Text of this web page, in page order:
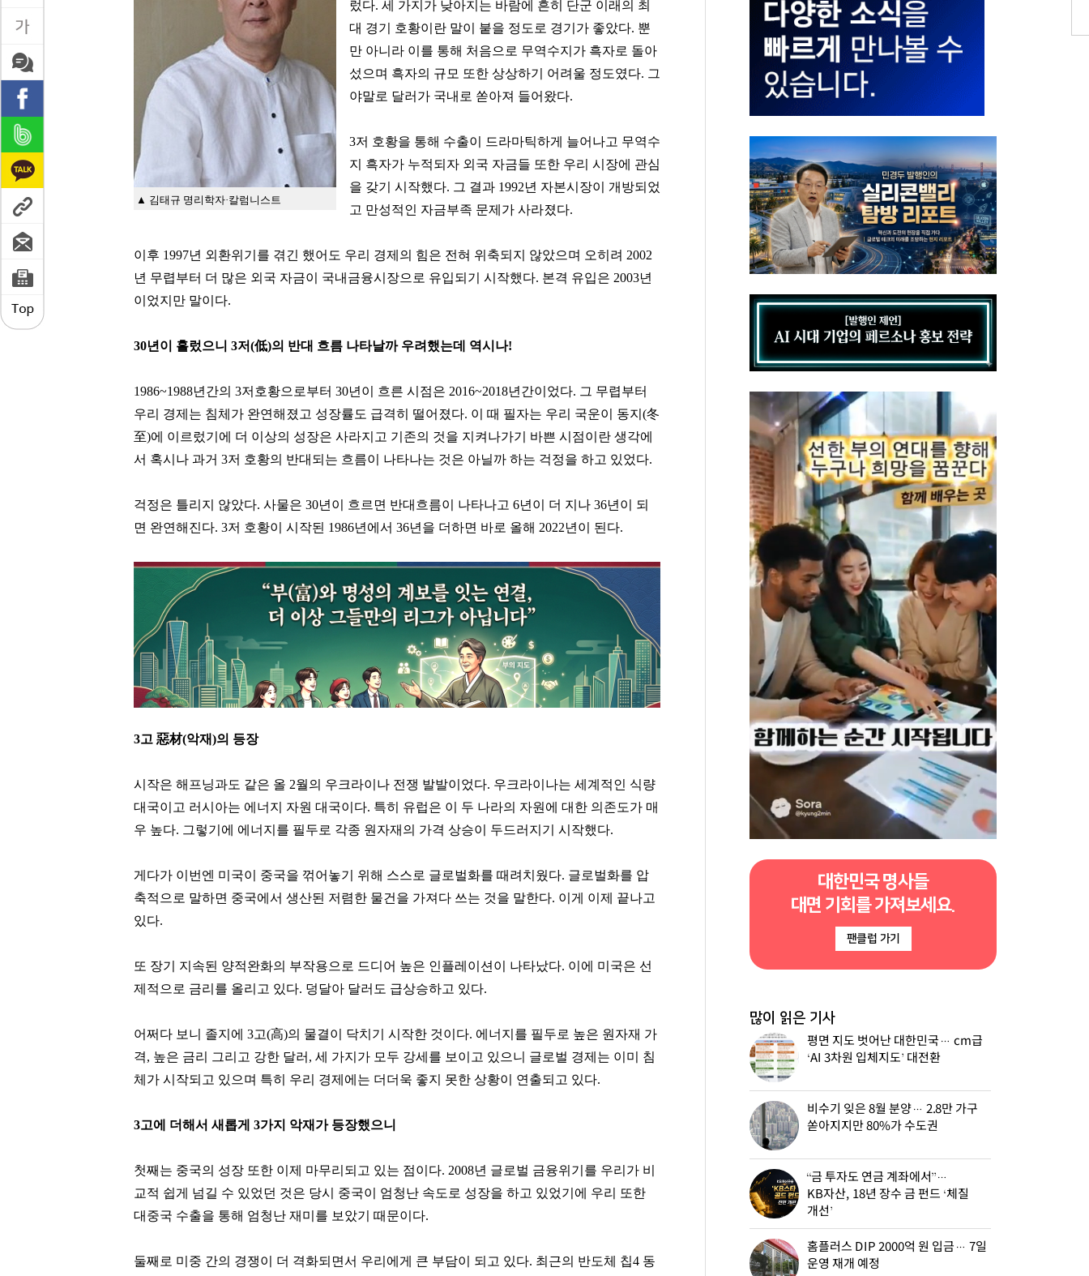
▲ 김태규 명리학자·칼럼니스트
렀다. 세 가지가 낮아지는 바람에 흔히 단군 이래의 최
대 경기 호황이란 말이 붙을 정도로 경기가 좋았다. 뿐
만 아니라 이를 통해 처음으로 무역수지가 흑자로 돌아
섰으며 흑자의 규모 또한 상상하기 어려울 정도였다. 그
야말로 달러가 국내로 쏟아져 들어왔다.
3저 호황을 통해 수출이 드라마틱하게 늘어나고 무역수
지 흑자가 누적되자 외국 자금들 또한 우리 시장에 관심
을 갖기 시작했다. 그 결과 1992년 자본시장이 개방되었
고 만성적인 자금부족 문제가 사라졌다.
이후 1997년 외환위기를 겪긴 했어도 우리 경제의 힘은 전혀 위축되지 않았으며 오히려 2002
년 무렵부터 더 많은 외국 자금이 국내금융시장으로 유입되기 시작했다. 본격 유입은 2003년
이었지만 말이다.
30년이 흘렀으니 3저(低)의 반대 흐름 나타날까 우려했는데 역시나!
1986~1988년간의 3저호황으로부터 30년이 흐른 시점은 2016~2018년간이었다. 그 무렵부터
우리 경제는 침체가 완연해졌고 성장률도 급격히 떨어졌다. 이 때 필자는 우리 국운이 동지(冬
至)에 이르렀기에 더 이상의 성장은 사라지고 기존의 것을 지켜나가기 바쁜 시점이란 생각에
서 혹시나 과거 3저 호황의 반대되는 흐름이 나타나는 것은 아닐까 하는 걱정을 하고 있었다.
걱정은 틀리지 않았다. 사물은 30년이 흐르면 반대흐름이 나타나고 6년이 더 지나 36년이 되
면 완연해진다. 3저 호황이 시작된 1986년에서 36년을 더하면 바로 올해 2022년이 된다.
박정원
[관련 기사]
주택
팬클럽 참여
이만득
[관련 기사]
노블하임
팬클럽 참여
정상혁
[관련 기사]
아크로리버파크
팬클럽 참여
박진영
[관련 기사]
단독주택
팬클럽 참여
권성준
빌딩
팬클럽 참여
3고 惡材(악재)의 등장
시작은 해프닝과도 같은 올 2월의 우크라이나 전쟁 발발이었다. 우크라이나는 세계적인 식량
대국이고 러시아는 에너지 자원 대국이다. 특히 유럽은 이 두 나라의 자원에 대한 의존도가 매
우 높다. 그렇기에 에너지를 필두로 각종 원자재의 가격 상승이 두드러지기 시작했다.
게다가 이번엔 미국이 중국을 꺾어놓기 위해 스스로 글로벌화를 때려치웠다. 글로벌화를 압
축적으로 말하면 중국에서 생산된 저렴한 물건을 가져다 쓰는 것을 말한다. 이게 이제 끝나고
있다.
또 장기 지속된 양적완화의 부작용으로 드디어 높은 인플레이션이 나타났다. 이에 미국은 선
제적으로 금리를 올리고 있다. 덩달아 달러도 급상승하고 있다.
어쩌다 보니 졸지에 3고(高)의 물결이 닥치기 시작한 것이다. 에너지를 필두로 높은 원자재 가
격, 높은 금리 그리고 강한 달러, 세 가지가 모두 강세를 보이고 있으니 글로벌 경제는 이미 침
체가 시작되고 있으며 특히 우리 경제에는 더더욱 좋지 못한 상황이 연출되고 있다.
3고에 더해서 새롭게 3가지 악재가 등장했으니
첫째는 중국의 성장 또한 이제 마무리되고 있는 점이다. 2008년 글로벌 금융위기를 우리가 비
교적 쉽게 넘길 수 있었던 것은 당시 중국이 엄청난 속도로 성장을 하고 있었기에 우리 또한
대중국 수출을 통해 엄청난 재미를 보았기 때문이다.
둘째로 미중 간의 경쟁이 더 격화되면서 우리에게 큰 부담이 되고 있다. 최근의 반도체 칩4 동
대한민국 명사들
대면 기회를 가져보세요.
팬클럽 가기
많이 읽은 기사
평면 지도 벗어난 대한민국… cm급
‘AI 3차원 입체지도’ 대전환
비수기 잊은 8월 분양… 2.8만 가구
쏟아지지만 80%가 수도권
“금 투자도 연금 계좌에서”…
KB자산, 18년 장수 금 펀드 ‘체질
개선’
홈플러스 DIP 2000억 원 입금… 7일
운영 재개 예정